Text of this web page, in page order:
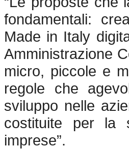
fondamentali:
Made in Italy
Amministrazione
micro, piccole e
regole che
sviluppo nelle
costituite per la
imprese”.